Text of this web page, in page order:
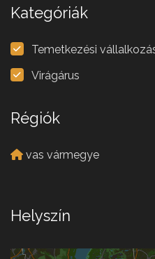
Kategóriák
Temetkezési
Virágárus
Régiók
vas vármegye
Helyszín